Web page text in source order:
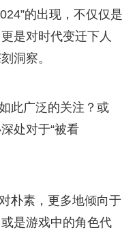
的出现，不仅仅是
是对时代变迁下人
洞察。
此广泛的关注？或
处对于“被看
朴素，更多地倾向于
是游戏中的角色代